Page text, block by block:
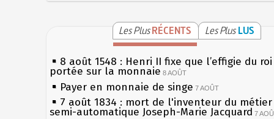
Les PlusRÉCENTS Les Plus LUS
8 août 1548 : Henri II fixe que l’effigie du
portée sur la monnaie 8 AOÛT
Payer en monnaie de singe 7 AOÛT
7 août 1834 : mort de l'inventeur du
semi-automatique Joseph-Marie Jacquard 7